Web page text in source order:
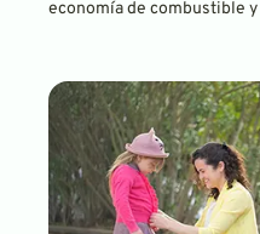
economía de combustible